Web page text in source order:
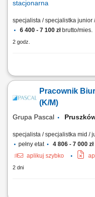
stacjonarna
specjalista / specjalistka junior
6 400 - 7 100 złbrutto/mies.
2 godz.
Kogo szukamy? Przede
angażują się w wykonywaną
pracach biurowych i
sprzedaży internetowej. Na
Pracownik
(K/M)
Grupa Pascal
specjalista / specjalistka mid /
pełny etat
4 806 - 7 000 zł
aplikuj szybko
2 dni